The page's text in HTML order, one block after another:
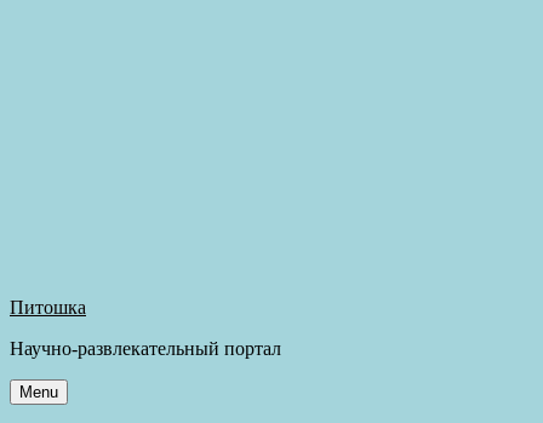
Питошка
Научно-развлекательный портал
Menu